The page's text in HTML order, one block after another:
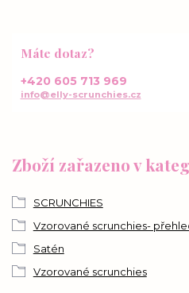
Zboží zařazeno v
SCRUNCHIES
Vzorované scrunchies-
Satén
Vzorované scrunchies
Máte dotaz?
+420 605 713 969
info@elly-scrunchies.cz